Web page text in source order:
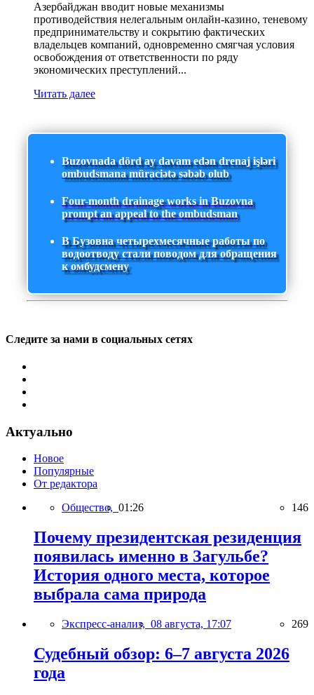
Азербайджан вводит новые механизмы
противодействия нелегальным онлайн-казино, теневому
предпринимательству и сокрытию фактических
владельцев компаний, одновременно смягчая условия
освобождения от ответственности по ряду
экономических преступлений...
Читать далее
Buzovnada dörd ay davam edən drenaj işləri
ombudsmana müraciətə səbəb olub
Four-month drainage works in Buzovna
prompt an appeal to the ombudsman
В Бузовна четырехмесячные работы по
водоотводу стали поводом для обращения
к омбудсмену
Следите за нами в социальных сетях
Актуально
Новое
Популярные
От редактора
Общество, 01:26 146
Почему президентская резиденция
появилась именно в Загульбе?
История одного места, которое
выбрала сама природа
Экспресс-анализ, 08 августа, 17:07 269
Судебный обзор: 6–7 августа 2026
года